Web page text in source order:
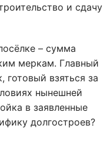
и сдачу
– сумма
меркам. Главный
готовый взяться за
нынешней
в заявленные
долгостроев?